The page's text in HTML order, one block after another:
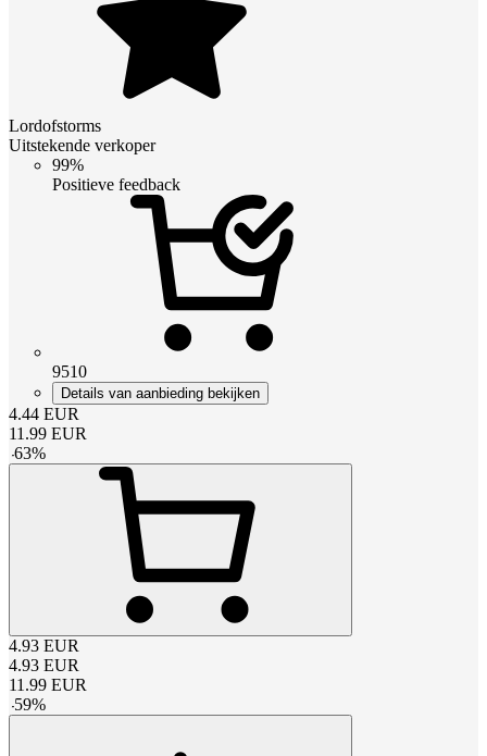
Lordofstorms
Uitstekende verkoper
99%
Positieve feedback
9510
Details van aanbieding bekijken
4.44 EUR
11.99 EUR
-63%
4.93 EUR
4.93 EUR
11.99 EUR
-59%